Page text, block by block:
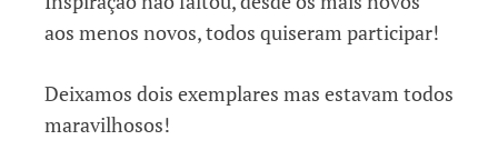
aos menos novos, todos quiseram participar!
Deixamos dois exemplares mas estavam todos
maravilhosos!